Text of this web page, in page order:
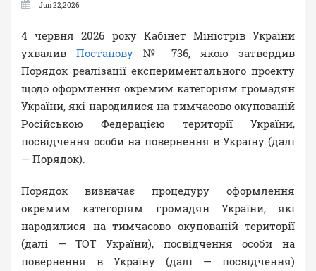
Jun 22,2026
4 червня 2026 року Кабінет Міністрів України
ухвалив Постанову№ 736, якою затвердив
Порядок реалізації експериментального проекту
щодо оформлення окремим категоріям громадян
України, які народилися на тимчасово окупованій
Російською Федерацією території України,
посвідчення особи на повернення в Україну (далі
— Порядок).
Порядок визначає процедуру оформлення
окремим категоріям громадян України, які
народилися на тимчасово окупованій території
(далі — ТОТ України), посвідчення особи на
повернення в Україну (далі — посвідчення)